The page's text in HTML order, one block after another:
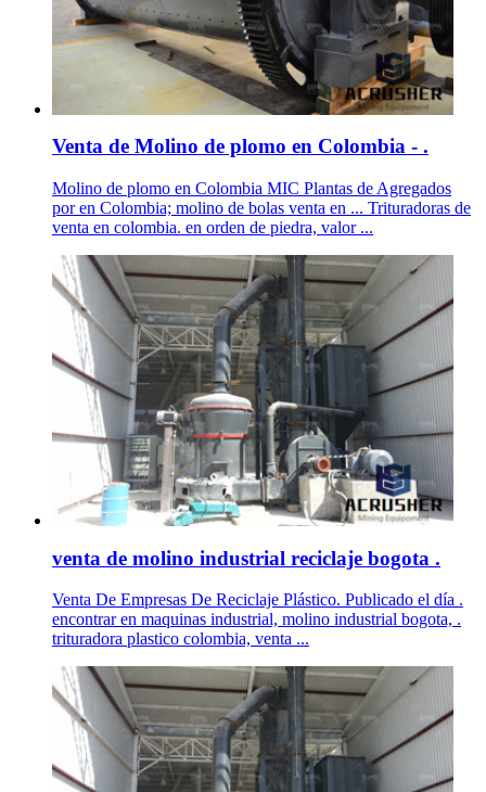
Venta de Molino de plomo en Colombia - .
Molino de plomo en Colombia MIC Plantas de Agregados
por en Colombia; molino de bolas venta en ... Trituradoras de
venta en colombia. en orden de piedra, valor ...
venta de molino industrial reciclaje bogota .
Venta De Empresas De Reciclaje Plástico. Publicado el día .
encontrar en maquinas industrial, molino industrial bogota, .
trituradora plastico colombia, venta ...